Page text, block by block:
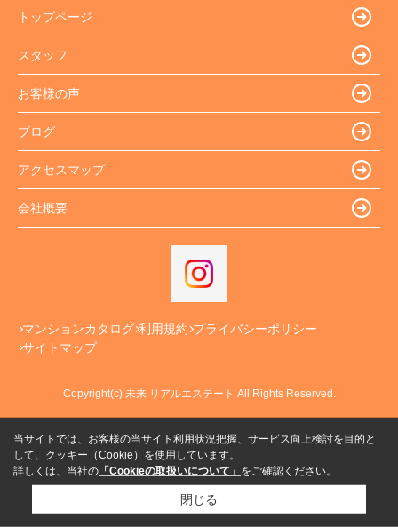
トップページ
スタッフ
お客様の声
ブログ
アクセスマップ
会社概要
マンションカタログ 利用規約 プライバシーポリシー
サイトマップ
Copyright(c) 未来 リアルエステート All Rights Reserved.
当サイトでは、お客様の当サイト利用状況把握、サービス向上検討を目的と
して、クッキー（Cookie）を使用しています。
詳しくは、当社の 「Cookieの取扱いについて」 をご確認ください。
閉じる